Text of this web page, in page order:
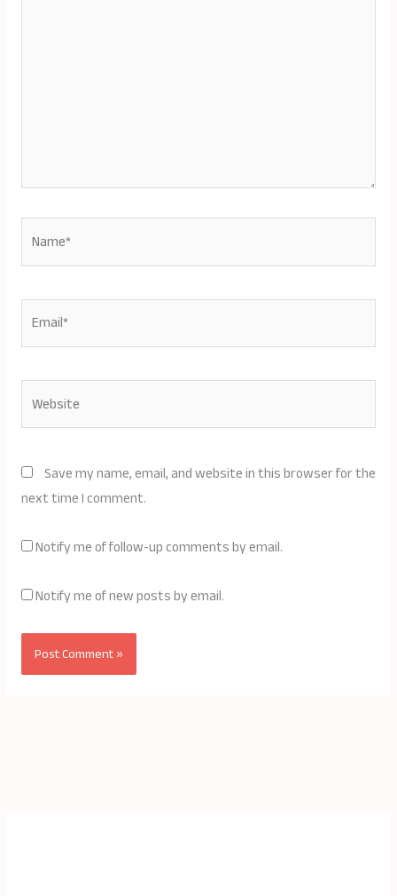
Save my name, email, and website in this browser for the
next time I comment.
Notify me of follow-up comments by email.
Notify me of new posts by email.